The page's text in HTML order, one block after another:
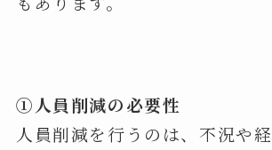
①人員削減の必要性
人員削減を行うのは、不況や